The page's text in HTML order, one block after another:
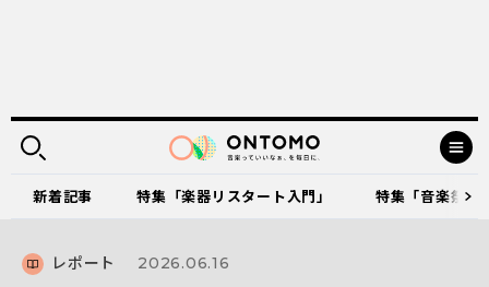
新着記事 特集「楽器リスタート入門」 特集「音楽祭
レポート 2026.06.16